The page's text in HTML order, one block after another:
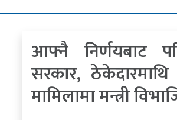
पत्रपत्रिकाबाट
आफ्नै निर्णयबाट
सरकार, ठेकेदारमाथि
मामिलामा मन्त्री